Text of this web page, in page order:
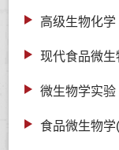
高级生物化学
现代食品微生
微生物学实验
食品微生物